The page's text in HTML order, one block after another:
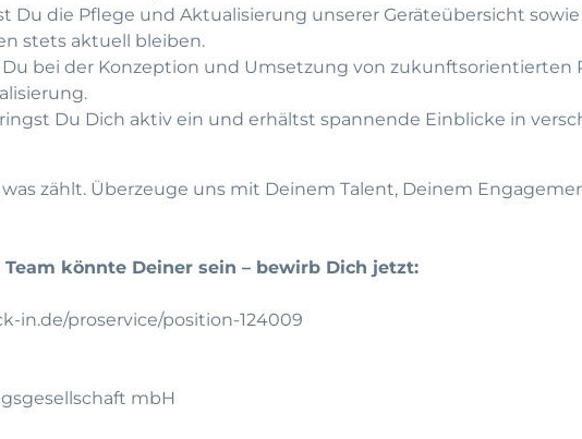
Du die Pflege und Aktualisierung unserer Geräteübersicht
stets aktuell bleiben.
bei der Konzeption und Umsetzung von zukunftsorientierten
Du Dich aktiv ein und erhältst spannende Einblicke in
zählt. Überzeuge uns mit Deinem Talent, Deinem
könnte Deiner sein – bewirb Dich jetzt:
in.de/proservice/position-124009
mbH